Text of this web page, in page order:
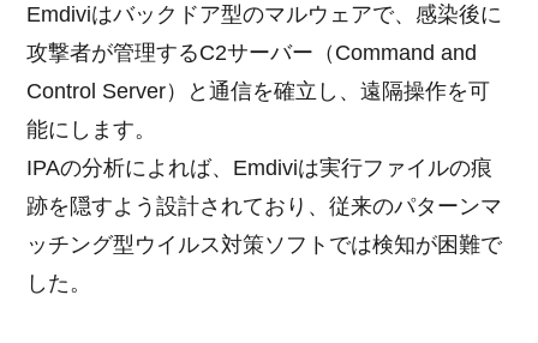
Emdiviはバックドア型のマルウェアで、感染後に
攻撃者が管理するC2サーバー（Command and
Control Server）と通信を確立し、遠隔操作を可
能にします。
IPAの分析によれば、Emdiviは実行ファイルの痕
跡を隠すよう設計されており、従来のパターンマ
ッチング型ウイルス対策ソフトでは検知が困難で
した。